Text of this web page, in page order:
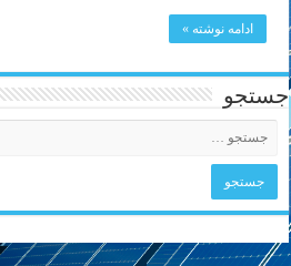
ادامه نوشته »
جستجو